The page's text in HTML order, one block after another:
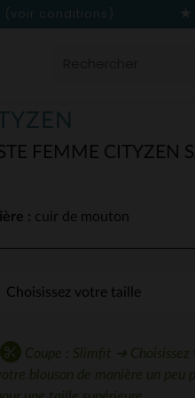
(voir conditions)
FEMME CITYZEN
: cuir de mouton
Coupe : Slimfit ➔
blouson de manière un peu